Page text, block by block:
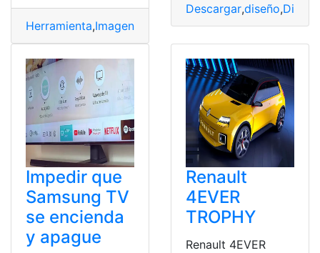
Herramienta,Imagen Internet,marca,Productos
Descargar,diseño,
Impedir que
Samsung TV
se encienda
y apague
Renault
4EVER
TROPHY
Renault 4EVER